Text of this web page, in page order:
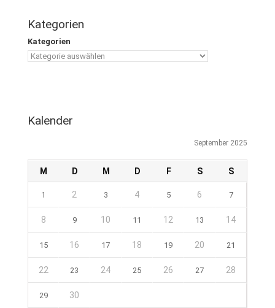
Kategorien
Kategorien
Kalender
September 2025
M D M D F S S
1 2 3 4 5 6 7
8 9 10 11 12 13 14
15 16 17 18 19 20 21
22 23 24 25 26 27 28
29 30